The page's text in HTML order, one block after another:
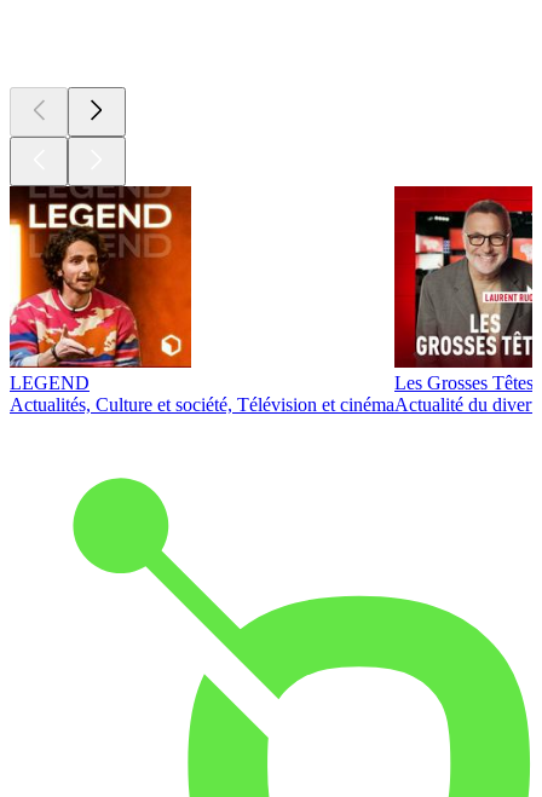
LEGEND
Actualités, Culture et société, Télévision et cinéma
Les Grosses Têtes
Actualité du